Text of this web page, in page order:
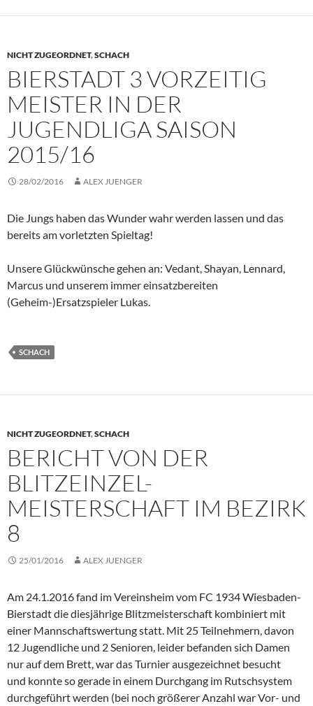
NICHT ZUGEORDNET,SCHACH
BIERSTADT 3 VORZEITIG
MEISTER IN DER
JUGENDLIGA SAISON
2015/16
28/02/2016 ALEX JUENGER
Die Jungs haben das Wunder wahr werden lassen und das
bereits am vorletzten Spieltag!
Unsere Glückwünsche gehen an: Vedant, Shayan, Lennard,
Marcus und unserem immer einsatzbereiten
(Geheim-)Ersatzspieler Lukas.
SCHACH
NICHT ZUGEORDNET,SCHACH
BERICHT VON DER
BLITZEINZEL-
MEISTERSCHAFT IM BEZIRK
8
25/01/2016 ALEX JUENGER
Am 24.1.2016 fand im Vereinsheim vom FC 1934 Wiesbaden-
Bierstadt die diesjährige Blitzmeisterschaft kombiniert mit
einer Mannschaftswertung statt. Mit 25 Teilnehmern, davon
12 Jugendliche und 2 Senioren, leider befanden sich Damen
nur auf dem Brett, war das Turnier ausgezeichnet besucht
und konnte so gerade in einem Durchgang im Rutschsystem
durchgeführt werden (bei noch größerer Anzahl war Vor- und